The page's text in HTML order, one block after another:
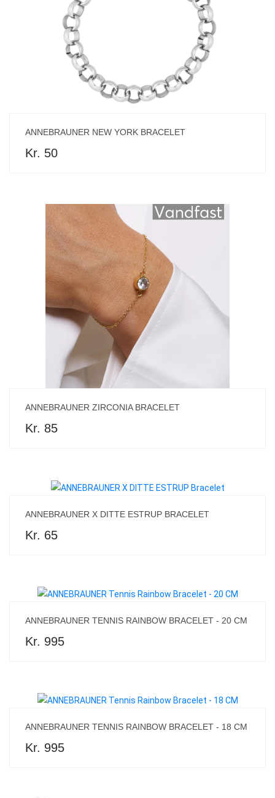
ANNEBRAUNER NEW YORK BRACELET
Kr. 50
ANNEBRAUNER ZIRCONIA BRACELET
Kr. 85
ANNEBRAUNER X DITTE ESTRUP BRACELET
Kr. 65
ANNEBRAUNER TENNIS RAINBOW BRACELET - 20 CM
Kr. 995
ANNEBRAUNER TENNIS RAINBOW BRACELET - 18 CM
Kr. 995